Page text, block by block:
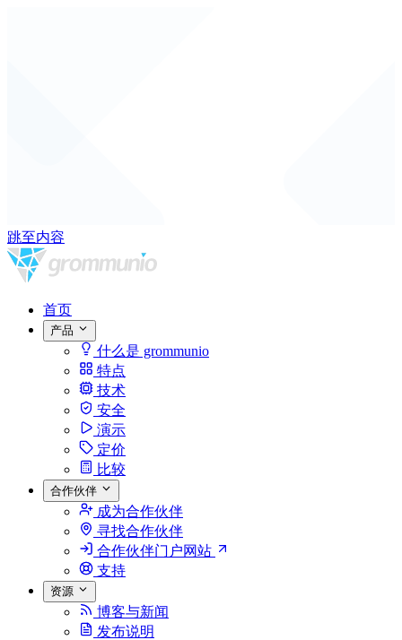
跳至内容
首页
产品
什么是 grommunio
特点
技术
安全
演示
定价
比较
合作伙伴
成为合作伙伴
寻找合作伙伴
合作伙伴门户网站
支持
资源
博客与新闻
发布说明